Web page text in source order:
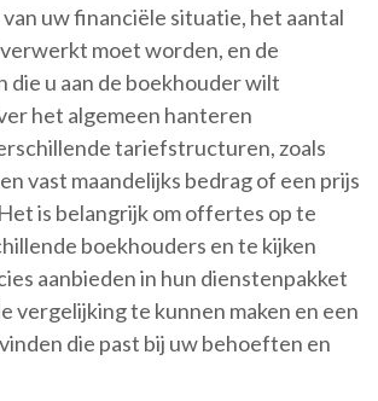
uw financiële situatie, het aantal
moet worden, en de
die u aan de boekhouder wilt
het algemeen hanteren
tariefstructuren, zoals
vast maandelijks bedrag of een prijs
is belangrijk om offertes op te
boekhouders en te kijken
aanbieden in hun dienstenpakket
vergelijking te kunnen maken en een
die past bij uw behoeften en